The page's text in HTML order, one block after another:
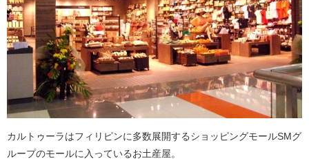
カルトゥーラはフィリピンに多数展開するショッピングモールSMグ
ループのモールに入っているお土産屋。